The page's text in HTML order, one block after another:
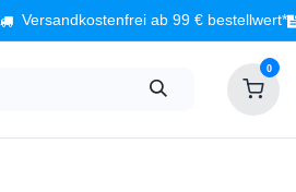
Versandkostenfrei ab 99 € bestellwert*
0